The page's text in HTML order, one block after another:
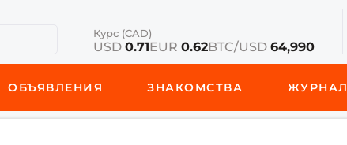
Курс (CAD)
USD0.71EUR0.62BTC/USD64,990
ОБЪЯВЛЕНИЯ ЗНАКОМСТВА ЖУРНАЛ